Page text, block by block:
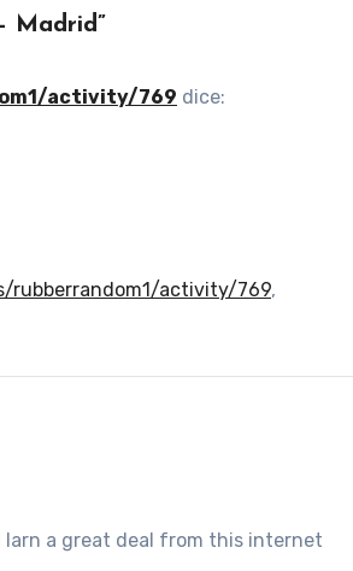
Madrid”
activity/769 dice:
rubberrandom1/activity/769,
larn a great deal from this internet